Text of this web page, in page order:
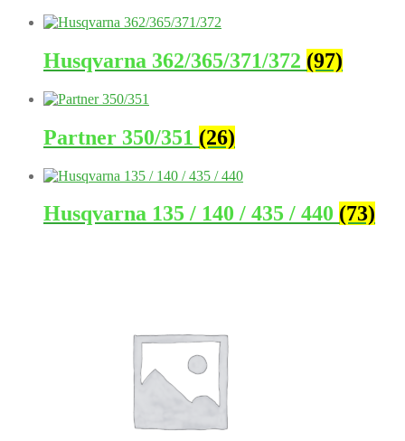
Husqvarna 362/365/371/372 (97)
Partner 350/351 (26)
Husqvarna 135 / 140 / 435 / 440 (73)